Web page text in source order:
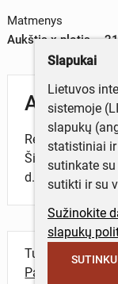
Matmenys
Aukštis x plotis –
Renginių
Šiaulius“, skirta
d.
Turite daugiau
Parašykite mums!
Slapukai
Lietuvos
sistemoje
slapukų
statistiniai
sutinkate
sutikti ir su
Sužinokite
slapukų